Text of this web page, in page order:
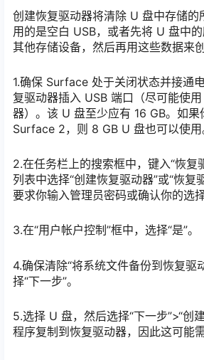
创建恢复驱动器将清除 U 盘中存储的
用的是空白 USB，或者先将 U 盘中
其他存储设备，然后再用这些数据来
1.确保 Surface 处于关闭状态并接通
复驱动器插入 USB 端口（尽可能使
器）。该 U 盘至少应有 16 GB。如
Surface 2，则 8 GB U 盘也可以使用
2.在任务栏上的搜索框中，键入“恢复
列表中选择“创建恢复驱动器”或“恢复
要求你输入管理员密码或确认你的选择
3.在“用户帐户控制”框中，选择“是”。
4.确保清除“将系统文件备份到恢复驱
择“下一步”。
5.选择 U 盘，然后选择“下一步”>“创
程序复制到恢复驱动器，因此这可能